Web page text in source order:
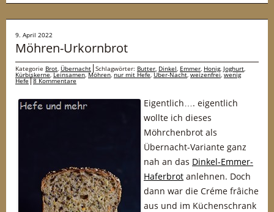
9. April 2022
Möhren-Urkornbrot
Kategorie Brot, Übernacht Schlagwörter: Butter, Dinkel, Emmer, Honig, Joghurt,
Kürbiskerne,Leinsamen,Möhren,nur mit Hefe,Über-Nacht,weizenfrei,wenig
Hefe 8 Kommentare
Eigentlich…. eigentlich
wollte ich dieses
Möhrchenbrot als
Übernacht-Variante ganz
nah an das Dinkel-Emmer-
Haferbrot anlehnen. Doch
dann war die Créme frâiche
aus und im Küchenschrank